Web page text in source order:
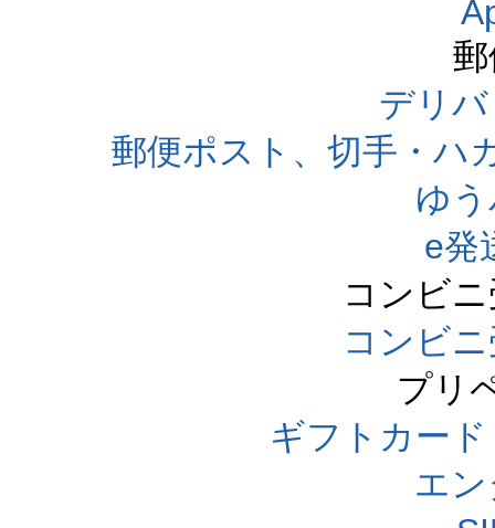
デリ
郵便ポスト、切手・ハ
ゆ
e発
コンビ
コンビ
プリ
ギフトカー
エ